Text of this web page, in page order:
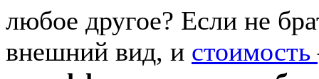
любое другое? Если не
внешний вид, и стоимость